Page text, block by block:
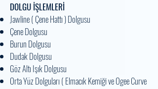
DOLGU İŞLEMLERİ
Jawline ( Çene Hattı ) Dolgusu
Çene Dolgusu
Burun Dolgusu
Dudak Dolgusu
Göz Altı Işık Dolgusu
Orta Yüz Dolguları ( Elmacık Kemiği ve Ogee Curve